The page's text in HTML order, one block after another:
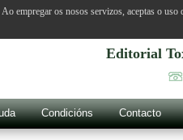
Editorial
Condicións Contacto
empregar os nosos servizos, aceptas o uso